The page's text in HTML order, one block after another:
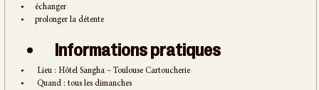
échanger
prolonger la détente
Informations pratiques
Lieu : Hôtel Sangha – Toulouse Cartoucherie
Quand : tous les dimanches